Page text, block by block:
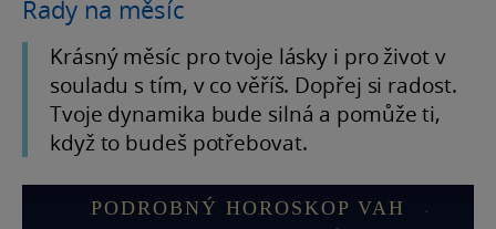
Rady na měsíc
Krásný měsíc pro tvoje lásky i pro život v
souladu s tím, v co věříš. Dopřej si radost.
Tvoje dynamika bude silná a pomůže ti,
když to budeš potřebovat.
PODROBNÝ HOROSKOP VAH